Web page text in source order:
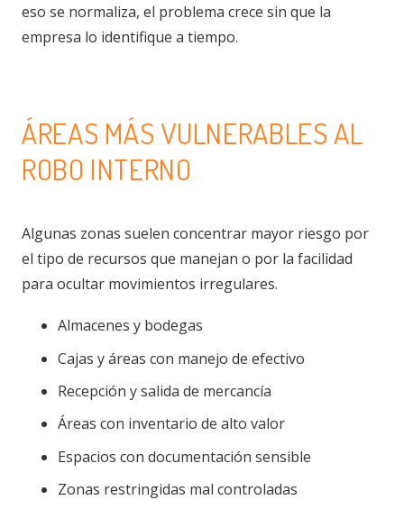
eso se normaliza, el problema crece sin que la
empresa lo identifique a tiempo.
ÁREAS MÁS VULNERABLES AL
ROBO INTERNO
Algunas zonas suelen concentrar mayor riesgo por
el tipo de recursos que manejan o por la facilidad
para ocultar movimientos irregulares.
Almacenes y bodegas
Cajas y áreas con manejo de efectivo
Recepción y salida de mercancía
Áreas con inventario de alto valor
Espacios con documentación sensible
Zonas restringidas mal controladas